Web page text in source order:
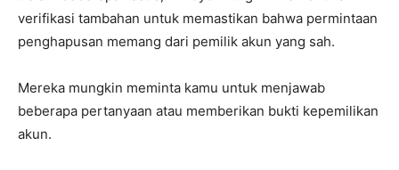
verifikasi tambahan untuk memastikan bahwa permintaan
penghapusan memang dari pemilik akun yang sah.
Mereka mungkin meminta kamu untuk menjawab
beberapa pertanyaan atau memberikan bukti kepemilikan
akun.